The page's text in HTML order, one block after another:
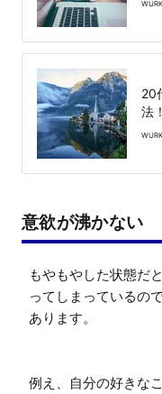
WURK
20
法
WURK
意欲が沸かない
もやもやした状態だ
ってしまっているの
あります。
例え、自分の好きな